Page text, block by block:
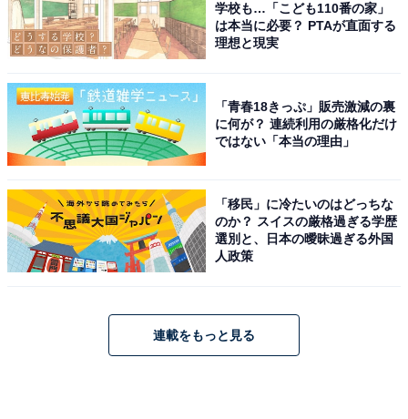
学校も…「こども110番の家」
は本当に必要？ PTAが直面する
理想と現実
「青春18きっぷ」販売激減の裏
に何が？ 連続利用の厳格化だけ
ではない「本当の理由」
「移民」に冷たいのはどっちな
のか？ スイスの厳格過ぎる学歴
選別と、日本の曖昧過ぎる外国
人政策
連載をもっと見る